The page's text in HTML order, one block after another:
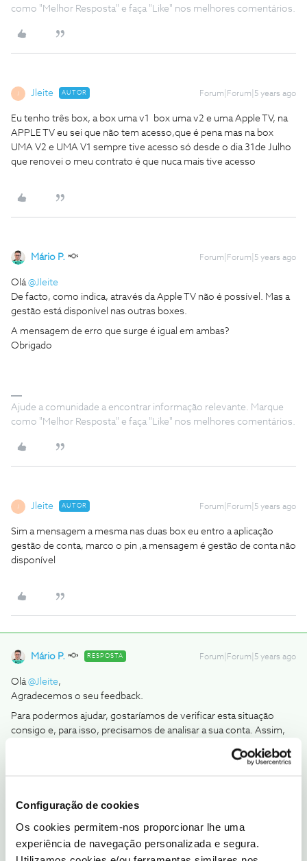
Configuração de cookies
Os cookies permitem-nos proporcionar lhe uma
experiência de navegação personalizada e segura.
como "Melhor Resposta" e faça "Like" nos melhores comentários.
Jleite AUTOR Forum|Forum|5 years ago
Eu tenho três box, a box uma v1 box uma v2 e uma Apple TV, na
APPLE TV eu sei que não tem acesso,que é pena mas na box
UMA V2 e UMA V1 sempre tive acesso só desde o dia 31de Julho
que renovei o meu contrato é que nuca mais tive acesso
Mário P. Forum|Forum|5 years ago
Olá@Jleite
De facto, como indica, através da Apple TV não é possível. Mas a
gestão está disponível nas outras boxes.
A mensagem de erro que surge é igual em ambas?
Obrigado
Ajude a comunidade a encontrar informação relevante. Marque
como "Melhor Resposta" e faça "Like" nos melhores comentários.
Jleite AUTOR Forum|Forum|5 years ago
Sim a mensagem a mesma nas duas box eu entro a aplicação
gestão de conta, marco o pin ,a mensagem é gestão de conta não
disponível
Mário P. RESPOSTA Forum|Forum|5 years ago
Olá@Jleite,
Agradecemos o seu feedback.
Para podermos ajudar, gostaríamos de verificar esta situação
consigo e, para isso, precisamos de analisar a sua conta. Assim,
Ajude a comunidade a encontrar informação relevante. Marque
como "Melhor Resposta" e faça "Like" nos melhores comentários.